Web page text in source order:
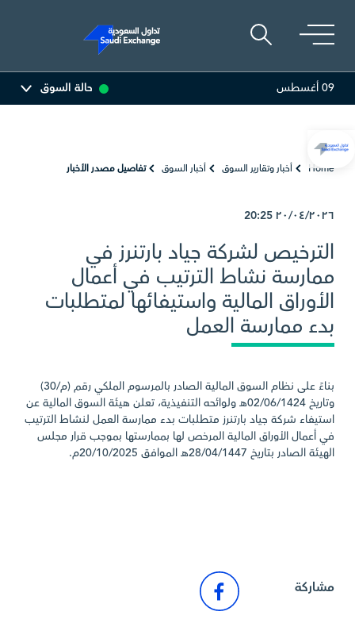
المصافي
09 أغسطس حالة السوق
Home أخبار وتقارير السوق أخبار السوق تفاصيل مصدر الأخبار
٢٠/٠٤/٢٠٢٦
الترخيص لشركة جياد بارتنرز في
ممارسة نشاط الترتيب في أعمال
الأوراق المالية واستيفائها لمتطلبات
بدء ممارسة العمل
بناءً على نظام السوق المالية الصادر بالمرسوم الملكي رقم (م/30)
وتاريخ 02/06/1424هـ ولوائحه التنفيذية، تعلن هيئة السوق المالية عن
استيفاء شركة جياد بارتنرز متطلبات بدء ممارسة العمل لنشاط الترتيب
في أعمال الأوراق المالية المرخص لها بممارستها بموجب قرار مجلس
الهيئة الصادر بتاريخ 28/04/1447هـ الموافق 20/10/2025م.
مشاركة